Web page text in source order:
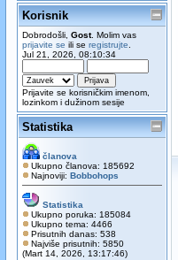
Korisnik
Dobrodošli, Gost. Molim vas
prijavite se ili se registrujte
Jul 21, 2026, 08:10:34
Prijavite se korisničkim imenom,
lozinkom i dužinom sesije
Statistika
članova
Ukupno članova: 185692
Najnoviji: Bobbohops
Statistika
Ukupno poruka: 185084
Ukupno tema: 4466
Prisutnih danas: 538
Najviše prisutnih: 5850
(Mart 14, 2026, 13:17:46)